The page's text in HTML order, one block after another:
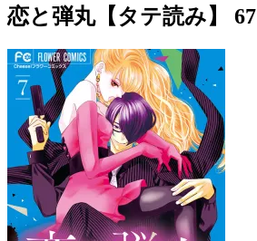
恋と弾丸【タテ読み】 67